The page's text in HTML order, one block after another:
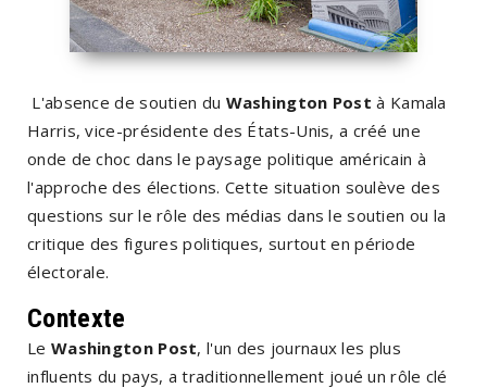
L'absence de soutien du Washington Post à Kamala
Harris, vice-présidente des États-Unis, a créé une
onde de choc dans le paysage politique américain à
l'approche des élections. Cette situation soulève des
questions sur le rôle des médias dans le soutien ou la
critique des figures politiques, surtout en période
électorale.
Contexte
Le Washington Post, l'un des journaux les plus
influents du pays, a traditionnellement joué un rôle clé